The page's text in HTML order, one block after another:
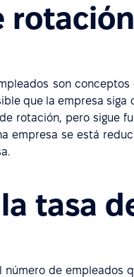
son
que la empresa siga
rotación, pero sigue
empresa se está
tasa
de empleados